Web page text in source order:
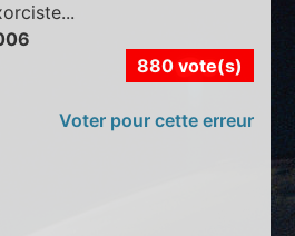
880 vote(s)
Voter pour cette erreur